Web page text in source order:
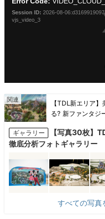
【TDL新エリア
る? 新ファンタジ
ギャラリー
【写真30枚】
徹底分析フォトギャラリー
すべての写真